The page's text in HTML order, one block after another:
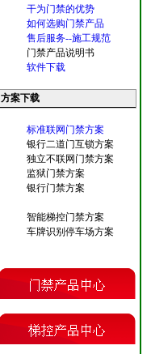
干为门禁的优势
如何选购门禁产品
售后服务--施工规范
门禁产品说明书
软件下载
方案下载
标准联网门禁方案
银行二道门互锁方案
独立不联网门禁方案
监狱门禁方案
银行门禁方案
智能梯控门禁方案
车牌识别停车场方案